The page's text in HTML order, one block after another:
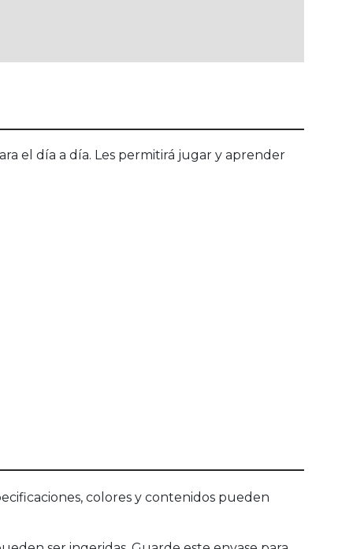
el día a día. Les permitirá jugar y aprender
colores y contenidos pueden